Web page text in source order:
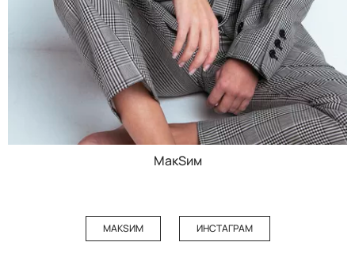
МакSим
МАКSИМ ИНСТАГРАМ